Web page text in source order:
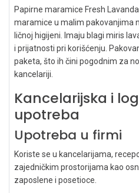
Papirne maramice Fresh
maramice u malim pakovanjima
ličnoj higijeni. Imaju blagi miris
i prijatnosti pri korišćenju.
paketa, što ih čini pogodnim za
kancelariji.
Kancelarijska i
upotreba
Upotreba u firmi
Koriste se u kancelarijama,
zajedničkim prostorijama kao
zaposlene i posetioce.